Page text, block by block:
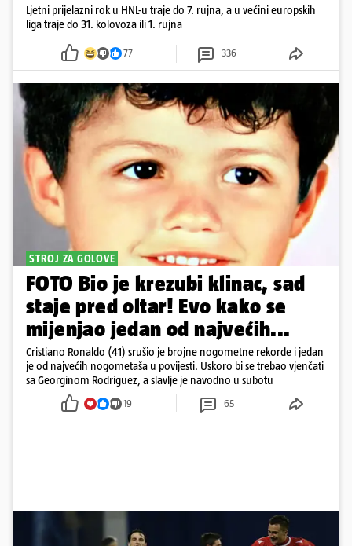
Ljetni prijelazni rok u HNL-u traje do 7. rujna, a u većini europskih
liga traje do 31. kolovoza ili 1. rujna
77 336
STROJ ZA GOLOVE
FOTO Bio je krezubi klinac, sad
staje pred oltar! Evo kako se
mijenjao jedan od najvećih...
Cristiano Ronaldo (41) srušio je brojne nogometne rekorde i jedan
je od najvećih nogometaša u povijesti. Uskoro bi se trebao vjenčati
sa Georginom Rodriguez, a slavlje je navodno u subotu
19 65